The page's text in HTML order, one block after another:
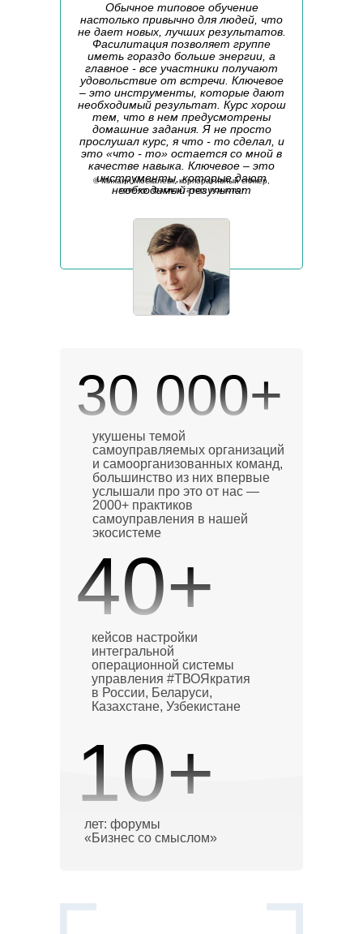
Обычное типовое обучение
настолько привычно для людей, что
не дает новых, лучших результатов.
Фасилитация позволяет группе
иметь гораздо больше энергии, а
главное - все участники получают
удовольствие от встречи. Ключевое
– это инструменты, которые дают
необходимый результат. Курс хорош
тем, что в нем предусмотрены
домашние задания. Я не просто
прослушал курс, я что - то сделал, и
это «что - то» остается со мной в
качестве навыка. Ключевое – это
инструменты, которые дают
необходимый результат
©️ Михаил Москалевк, корпоративный спикер,
тренер, фасилитатор, психолог
укушены темой
самоуправляемых организаций
и самоорганизованных команд,
большинство из них впервые
услышали про это от нас —
2000+ практиков
самоуправления в нашей
экосистеме
30 000+
40+
кейсов настройки
интегральной
операционной системы
управления #ТВОЯкратия
в России, Беларуси,
Казахстане, Узбекистане
10+
лет: форумы
«Бизнес со смыслом»